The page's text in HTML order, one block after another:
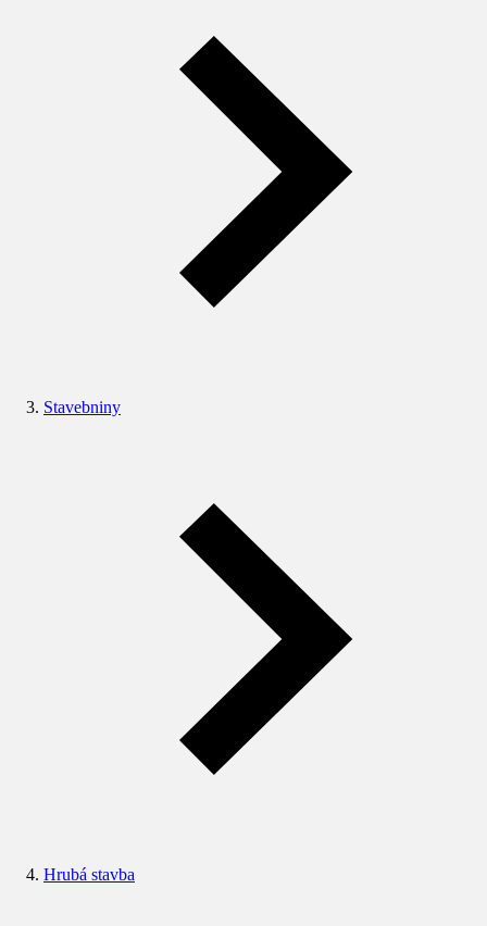
Stavebniny
Hrubá stavba